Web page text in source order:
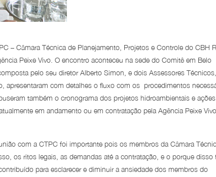
– Câmara Técnica de Planejamento, Projetos e Controle do CBH
Peixe Vivo. O encontro aconteceu na sede do Comitê em Belo
pelo seu diretor Alberto Simon, e dois Assessores
apresentaram com detalhes o fluxo com os procedimentos
também o cronograma dos projetos hidroambientais e ações
em andamento ou em contratação pela Agência Peixe
com a CTPC foi importante pois os membros da Câmara
os ritos legais, as demandas até a contratação, e o porque disso
para esclarecer e diminuir a ansiedade dos membros do